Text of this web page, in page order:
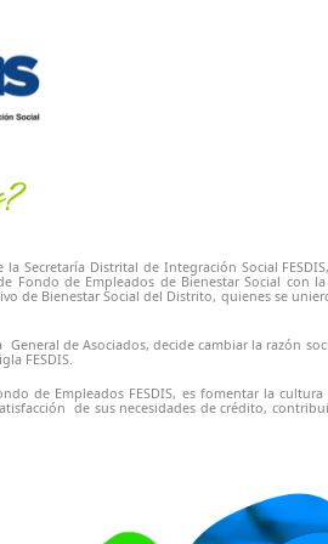
la Secretaría Distrital de Integración Social
Fondo de Empleados de Bienestar Social con
de Bienestar Social del Distrito, quienes se
General de Asociados, decide cambiar la razón
FESDIS.
de Empleados FESDIS, es fomentar la
de sus necesidades de crédito,